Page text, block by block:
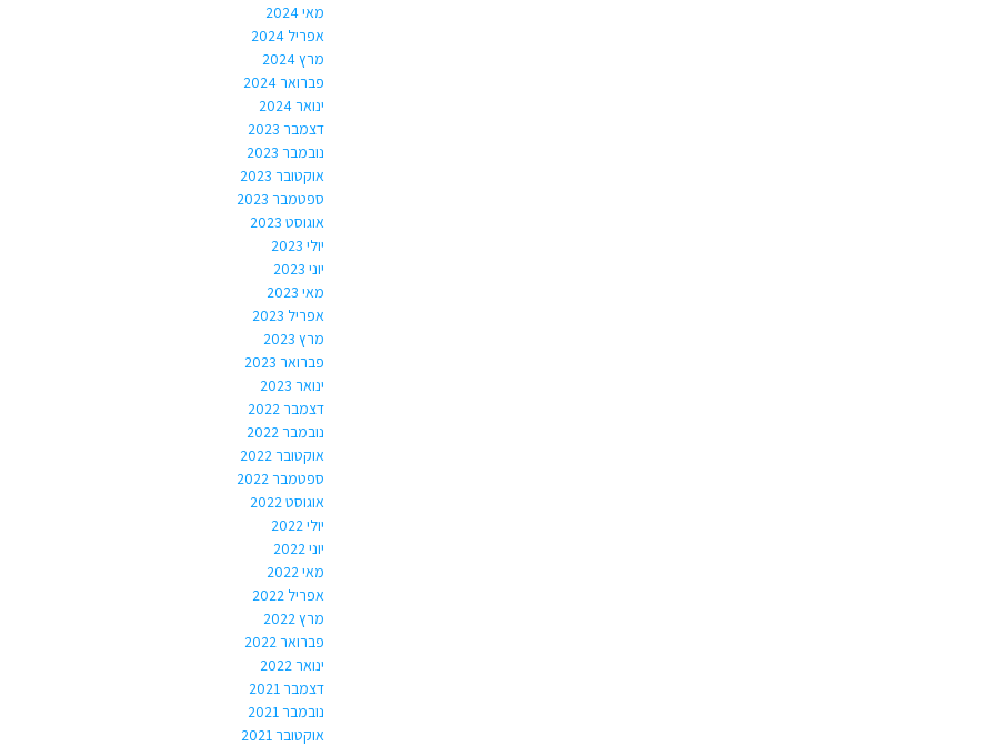
מאי 2024
אפריל 2024
מרץ 2024
פברואר 2024
ינואר 2024
דצמבר 2023
נובמבר 2023
אוקטובר 2023
ספטמבר 2023
אוגוסט 2023
יולי 2023
יוני 2023
מאי 2023
אפריל 2023
מרץ 2023
פברואר 2023
ינואר 2023
דצמבר 2022
נובמבר 2022
אוקטובר 2022
ספטמבר 2022
אוגוסט 2022
יולי 2022
יוני 2022
מאי 2022
אפריל 2022
מרץ 2022
פברואר 2022
ינואר 2022
דצמבר 2021
נובמבר 2021
אוקטובר 2021